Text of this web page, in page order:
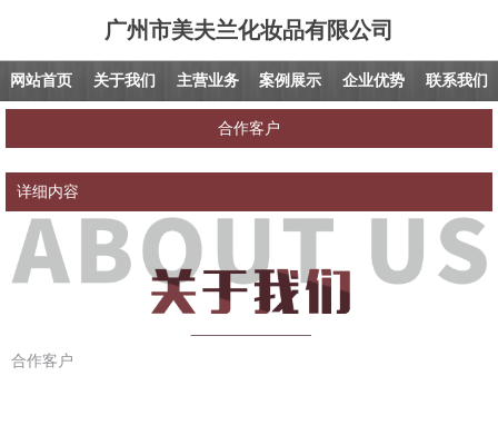
广州市美夫兰化妆品有限公司
网站首页 关于我们 主营业务 案例展示 企业优势 联系我们
合作客户
详细内容
合作客户